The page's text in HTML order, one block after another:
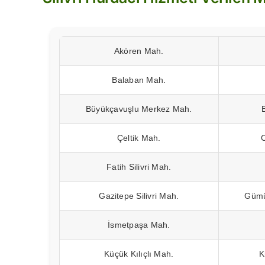
Akören Mah.
Balaban Mah.
Büyükçavuşlu Merkez Mah.
Çeltik Mah.
Fatih Silivri Mah.
Gazitepe Silivri Mah.
İsmetpaşa Mah.
Küçük Kılıçlı Mah.